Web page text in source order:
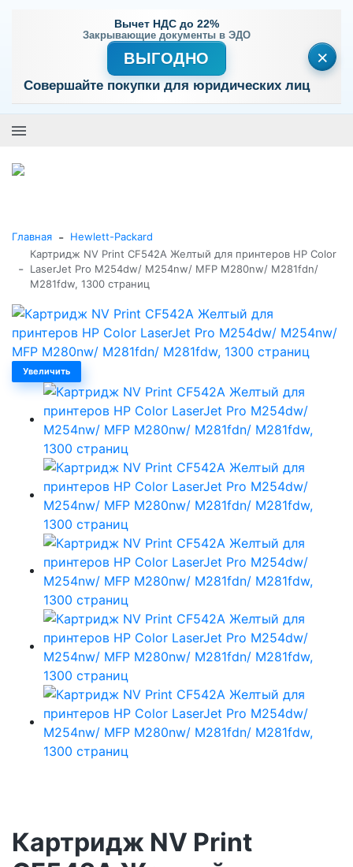
Вычет НДС до 22%
Закрывающие документы в ЭДО
ВЫГОДНО
Совершайте покупки для юридических лиц
×
Главная - Hewlett-Packard
-
Картридж NV Print CF542A Желтый для принтеров HP Color
LaserJet Pro M254dw/ M254nw/ MFP M280nw/ M281fdn/
M281fdw, 1300 страниц
Увеличить
Картридж NV Print